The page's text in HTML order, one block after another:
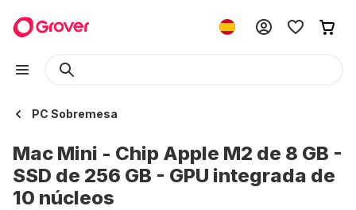
PC Sobremesa
Mac Mini - Chip Apple M2 de 8 GB -
SSD de 256 GB - GPU integrada de
10 núcleos